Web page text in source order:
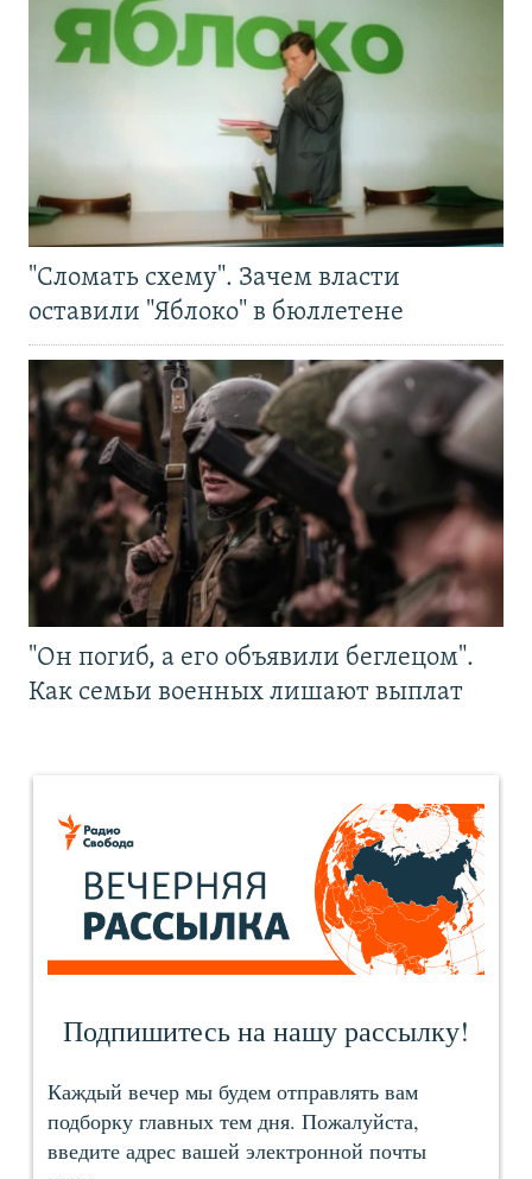
"Сломать схему". Зачем власти
оставили "Яблоко" в бюллетене
"Он погиб, а его объявили беглецом".
Как семьи военных лишают выплат